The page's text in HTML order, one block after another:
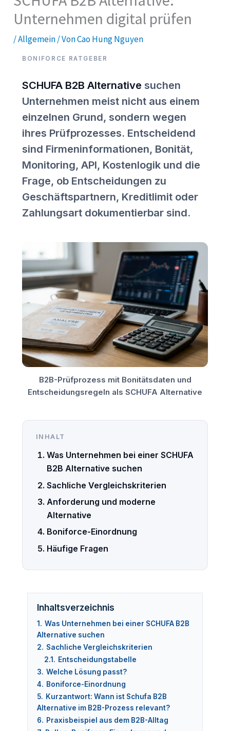
Unternehmen digital prüfen
/Allgemein/ VonCao Hung Nguyen
BONIFORCE RATGEBER
SCHUFA B2B Alternative suchen
Unternehmen meist nicht aus einem
einzelnen Grund, sondern wegen
ihres Prüfprozesses. Entscheidend
sind Firmeninformationen, Bonität,
Monitoring, API, Kostenlogik und die
Frage, ob Entscheidungen zu
Geschäftspartnern, Kreditlimit oder
Zahlungsart dokumentierbar sind.
B2B-Prüfprozess mit Bonitätsdaten und
Entscheidungsregeln als SCHUFA Alternative
INHALT
Was Unternehmen bei einer SCHUFA
B2B Alternative suchen
Sachliche Vergleichskriterien
Anforderung und moderne
Alternative
Boniforce-Einordnung
Häufige Fragen
Inhaltsverzeichnis
1. Was Unternehmen bei einer SCHUFA B2B
Alternative suchen
2. Sachliche Vergleichskriterien
2.1. Entscheidungstabelle
3. Welche Lösung passt?
4. Boniforce-Einordnung
5. Kurzantwort: Wann ist Schufa B2B
Alternative im B2B-Prozess relevant?
6. Praxisbeispiel aus dem B2B-Alltag